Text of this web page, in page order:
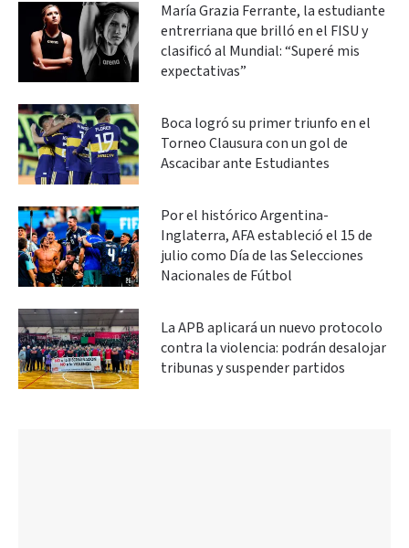
María Grazia Ferrante, la estudiante
entrerriana que brilló en el FISU y
clasificó al Mundial: “Superé mis
expectativas”
Boca logró su primer triunfo en el
Torneo Clausura con un gol de
Ascacibar ante Estudiantes
Por el histórico Argentina-
Inglaterra, AFA estableció el 15 de
julio como Día de las Selecciones
Nacionales de Fútbol
La APB aplicará un nuevo protocolo
contra la violencia: podrán desalojar
tribunas y suspender partidos